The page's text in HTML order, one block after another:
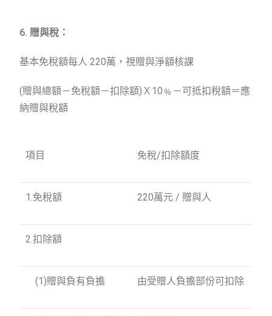
6. 贈與稅：
基本免稅額每人 220萬，視贈與淨額核課
(贈與總額－免稅額－扣除額)Ｘ10﹪－可抵扣稅額＝應
納贈與稅額
項目 免稅/扣除額度
1.免稅額 220萬元 / 贈與人
2.扣除額
(1)贈與負有負擔 由受贈人負擔部份可扣除